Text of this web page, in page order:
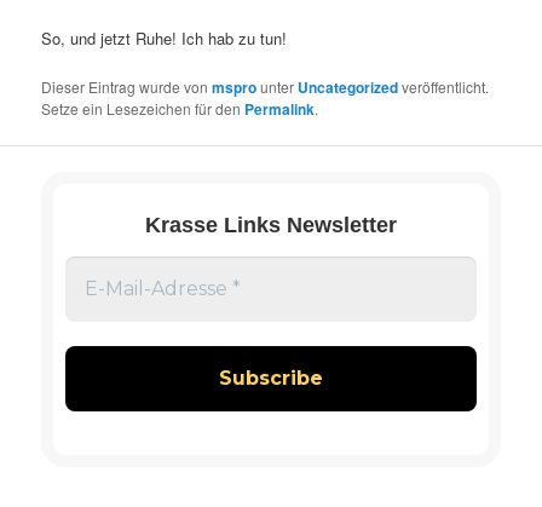
So, und jetzt Ruhe! Ich hab zu tun!
Dieser Eintrag wurde vonmsprounter Uncategorizedveröffentlicht.
Setze ein Lesezeichen für den Permalink.
Krasse Links Newsletter